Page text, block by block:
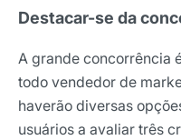
Destacar-se da
A grande concorrência
todo vendedor de
haverão diversas
usuários a avaliar três